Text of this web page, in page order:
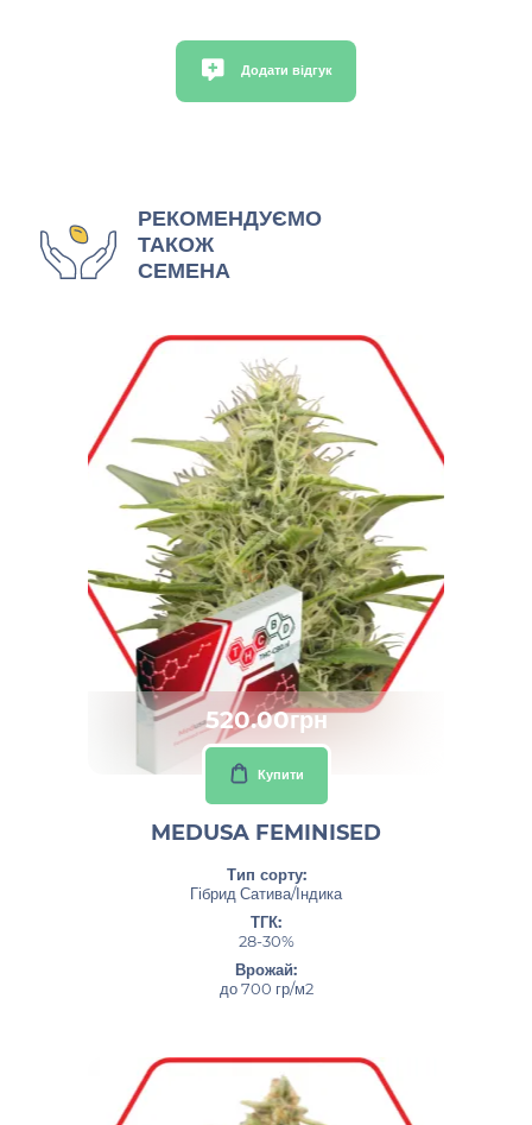
Додати відгук
РЕКОМЕНДУЄМО
ТАКОЖ
СЕМЕНА
520.00грн
Купити
MEDUSA FEMINISED
Тип сорту:
Гібрид Сатива/Індика
ТГК:
28-30%
Врожай:
до 700 гр/м2